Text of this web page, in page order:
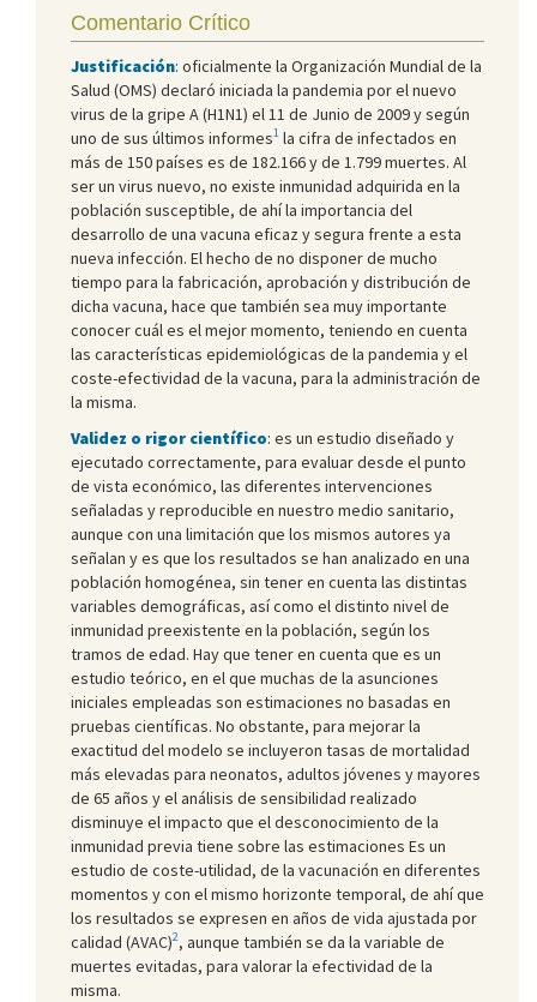
Comentario Crítico
Justificación: oficialmente la Organización Mundial de la
Salud (OMS) declaró iniciada la pandemia por el nuevo
virus de la gripe A (H1N1) el 11 de Junio de 2009 y según
uno de sus últimos informes1 la cifra de infectados en
más de 150 países es de 182.166 y de 1.799 muertes. Al
ser un virus nuevo, no existe inmunidad adquirida en la
población susceptible, de ahí la importancia del
desarrollo de una vacuna eficaz y segura frente a esta
nueva infección. El hecho de no disponer de mucho
tiempo para la fabricación, aprobación y distribución de
dicha vacuna, hace que también sea muy importante
conocer cuál es el mejor momento, teniendo en cuenta
las características epidemiológicas de la pandemia y el
coste-efectividad de la vacuna, para la administración de
la misma.
Validez o rigor científico: es un estudio diseñado y
ejecutado correctamente, para evaluar desde el punto
de vista económico, las diferentes intervenciones
señaladas y reproducible en nuestro medio sanitario,
aunque con una limitación que los mismos autores ya
señalan y es que los resultados se han analizado en una
población homogénea, sin tener en cuenta las distintas
variables demográficas, así como el distinto nivel de
inmunidad preexistente en la población, según los
tramos de edad. Hay que tener en cuenta que es un
estudio teórico, en el que muchas de la asunciones
iniciales empleadas son estimaciones no basadas en
pruebas científicas. No obstante, para mejorar la
exactitud del modelo se incluyeron tasas de mortalidad
más elevadas para neonatos, adultos jóvenes y mayores
de 65 años y el análisis de sensibilidad realizado
disminuye el impacto que el desconocimiento de la
inmunidad previa tiene sobre las estimaciones Es un
estudio de coste-utilidad, de la vacunación en diferentes
momentos y con el mismo horizonte temporal, de ahí que
los resultados se expresen en años de vida ajustada por
calidad (AVAC)2, aunque también se da la variable de
muertes evitadas, para valorar la efectividad de la
misma.